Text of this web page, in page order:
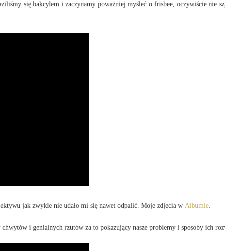
się bakcylem i zaczynamy poważniej myśleć o frisbee, oczywiście nie
jak zwykle nie udało mi się nawet odpalić. Moje zdjęcia w Albumie.
i genialnych rzutów za to pokazujący nasze problemy i sposoby ich